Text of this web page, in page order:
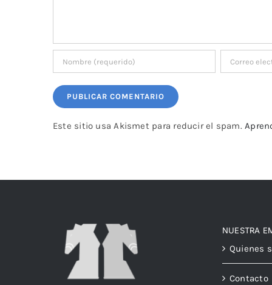
Este sitio usa Akismet para reducir el spam.
NUESTRA
Quienes
Contacto